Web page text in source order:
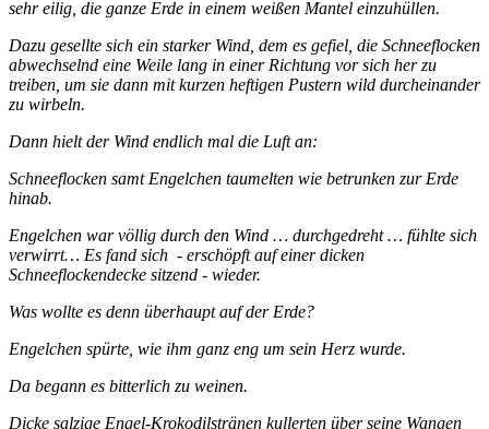
sehr eilig, die ganze Erde in einem weißen Mantel einzuhüllen.
Dazu gesellte sich ein starker Wind, dem es gefiel, die Schneeflocken
abwechselnd eine Weile lang in einer Richtung vor sich her zu
treiben, um sie dann mit kurzen heftigen Pustern wild durcheinander
zu wirbeln.
Dann hielt der Wind endlich mal die Luft an:
Schneeflocken samt Engelchen taumelten wie betrunken zur Erde
hinab.
Engelchen war völlig durch den Wind … durchgedreht … fühlte sich
verwirrt… Es fand sich - erschöpft auf einer dicken
Schneeflockendecke sitzend - wieder.
Was wollte es denn überhaupt auf der Erde?
Engelchen spürte, wie ihm ganz eng um sein Herz wurde.
Da begann es bitterlich zu weinen.
Dicke salzige Engel-Krokodilstränen kullerten über seine Wangen